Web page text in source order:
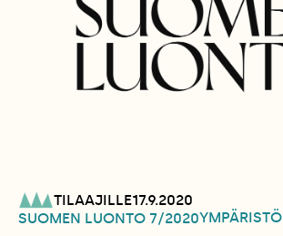
TILAAJILLE17.9.2020
SUOMEN LUONTO 7/2020YMPÄRISTÖ